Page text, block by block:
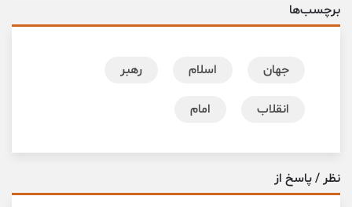
برچسب‌ها
جهان اسلام رهبر
انقلاب امام
نظر / پاسخ از